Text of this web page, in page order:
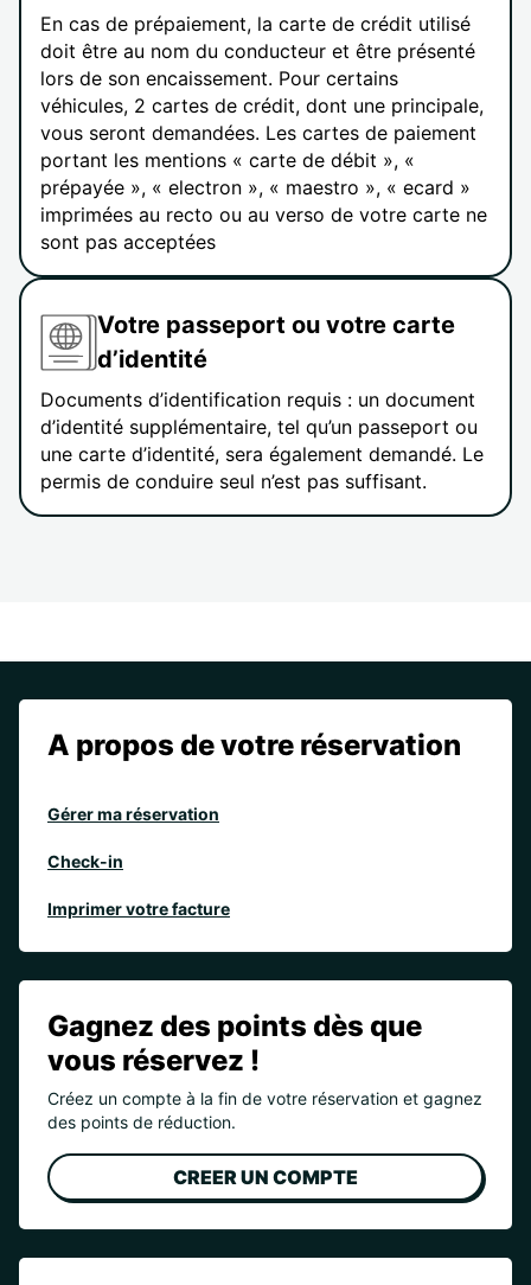
En cas de prépaiement, la carte de crédit utilisé
doit être au nom du conducteur et être présenté
lors de son encaissement. Pour certains
véhicules, 2 cartes de crédit, dont une principale,
vous seront demandées. Les cartes de paiement
portant les mentions « carte de débit », «
prépayée », « electron », « maestro », « ecard »
imprimées au recto ou au verso de votre carte ne
sont pas acceptées
Votre passeport ou votre carte
d’identité
Documents d’identification requis : un document
d’identité supplémentaire, tel qu’un passeport ou
une carte d’identité, sera également demandé. Le
permis de conduire seul n’est pas suffisant.
A propos de votre réservation
Gérer ma réservation
Check-in
Imprimer votre facture
Gagnez des points dès que
vous réservez !
Créez un compte à la fin de votre réservation et gagnez
des points de réduction.
CREER UN COMPTE